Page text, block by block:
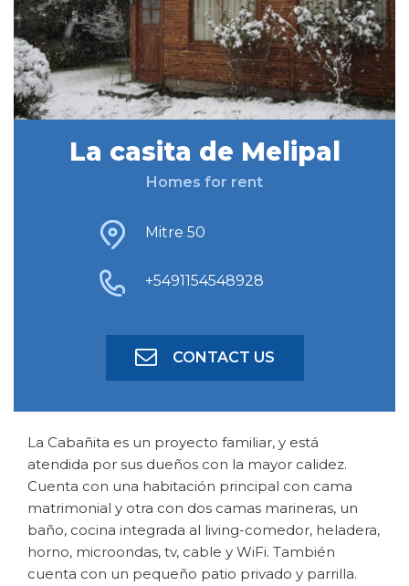
Stars
Area
FIND ACCOMODATION
La casita de Melipal
Homes for rent
Mitre 50
+5491154548928
CONTACT US
La Cabañita es un proyecto familiar, y está
atendida por sus dueños con la mayor calidez.
Cuenta con una habitación principal con cama
matrimonial y otra con dos camas marineras, un
baño, cocina integrada al living-comedor, heladera,
horno, microondas, tv, cable y WiFi. También
cuenta con un pequeño patio privado y parrilla.